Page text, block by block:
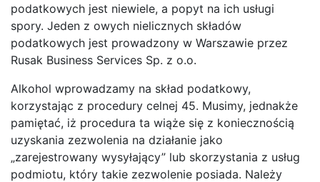
podatkowych jest niewiele, a popyt na ich usługi
spory. Jeden z owych nielicznych składów
podatkowych jest prowadzony w Warszawie przez
Rusak Business Services Sp. z o.o.
Alkohol wprowadzamy na skład podatkowy,
korzystając z procedury celnej 45. Musimy, jednakże
pamiętać, iż procedura ta wiąże się z koniecznością
uzyskania zezwolenia na działanie jako
„zarejestrowany wysyłający” lub skorzystania z usług
podmiotu, który takie zezwolenie posiada. Należy